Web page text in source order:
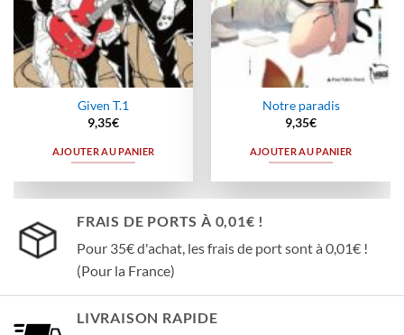
Given T.1
9,35€
AJOUTER AU PANIER
Notre paradis
9,35€
AJOUTER AU PANIER
FRAIS DE PORTS À 0,01€ !
Pour 35€ d'achat, les frais de port sont à 0,01€ !
(Pour la France)
LIVRAISON RAPIDE